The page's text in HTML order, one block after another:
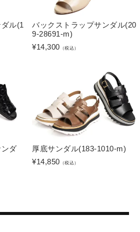
ル(1
バックストラップサンダル(20
9-28691-m)
¥14,300 （税込）
ダ
厚底サンダル(183-1010-m)
¥14,850 （税込）